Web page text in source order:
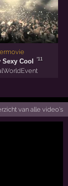
Sexy Cool
'11
van alle video's